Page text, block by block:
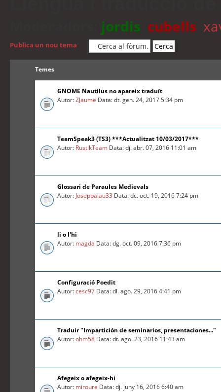
jordis cubells
Publica un nou tema
Temes
GNOME Nautilus no apareix traduït
Autor:ZJaume Data: dt. gen. 24, 2017 5:34 pm
TeamSpeak3 (TS3) ***Actualitzat 10/03/2017***
Autor: RustikTeam Data: dj. abr. 07, 2016 11:01 am
Glossari de Paraules Medievals
Autor: Joseppalau33 Data: dc. oct. 19, 2016 7:24 pm
li o l'hi
Autor: magda Data: dg. oct. 09, 2016 7:36 pm
Configuració Poedit
Autor:cesc97 Data: dl. ago. 29, 2016 4:41 pm
Traduir "Impartición de seminarios, presentaciones..."
Autor:ohm58 Data: dt. ago. 23, 2016 11:43 am
Afegeix o afegeix-hi
Autor: miroure Data: dj. juny 16, 2016 6:40 am